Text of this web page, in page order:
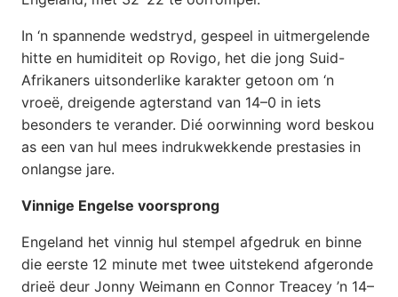
In ‘n spannende wedstryd, gespeel in uitmergelende
hitte en humiditeit op Rovigo, het die jong Suid-
Afrikaners uitsonderlike karakter getoon om ‘n
vroeë, dreigende agterstand van 14–0 in iets
besonders te verander. Dié oorwinning word beskou
as een van hul mees indrukwekkende prestasies in
onlangse jare.
Vinnige Engelse voorsprong
Engeland het vinnig hul stempel afgedruk en binne
die eerste 12 minute met twee uitstekend afgeronde
drieë deur Jonny Weimann en Connor Treacey ’n 14–